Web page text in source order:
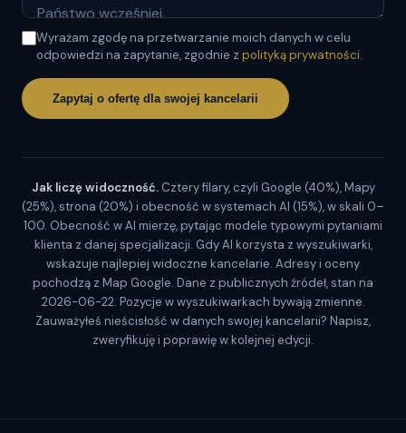
Wyrażam zgodę na przetwarzanie moich danych w celu
odpowiedzi na zapytanie, zgodnie z polityką prywatności.
Zapytaj o ofertę dla swojej kancelarii
Jak liczę widoczność.Cztery filary, czyli Google (40%), Mapy
(25%), strona (20%) i obecność w systemach AI (15%), w skali 0–
100. Obecność w AI mierzę, pytając modele typowymi pytaniami
klienta z danej specjalizacji. Gdy AI korzysta z wyszukiwarki,
wskazuje najlepiej widoczne kancelarie. Adresy i oceny
pochodzą z Map Google. Dane z publicznych źródeł, stan na
2026-06-22. Pozycje w wyszukiwarkach bywają zmienne.
Zauważyłeś nieścisłość w danych swojej kancelarii? Napisz,
zweryfikuję i poprawię w kolejnej edycji.